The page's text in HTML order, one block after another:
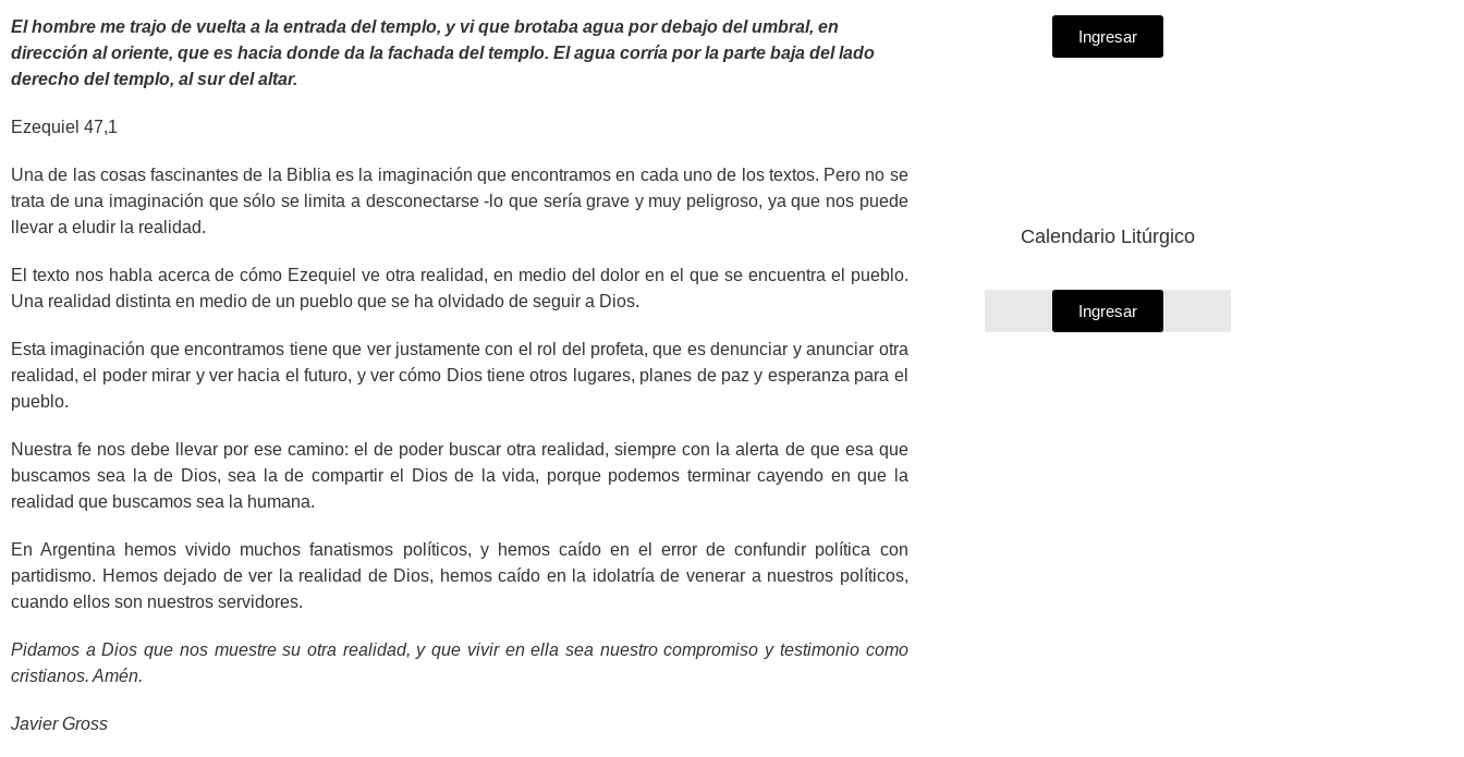
El hombre me trajo de vuelta a la entrada del templo, y vi que brotaba agua por debajo del umbral, en
dirección al oriente, que es hacia donde da la fachada del templo. El agua corría por la parte baja del lado
derecho del templo, al sur del altar.
Ezequiel 47,1
Una de las cosas fascinantes de la Biblia es la imaginación que encontramos en cada uno de los textos. Pero no se
trata de una imaginación que sólo se limita a desconectarse -lo que sería grave y muy peligroso, ya que nos puede
llevar a eludir la realidad.
El texto nos habla acerca de cómo Ezequiel ve otra realidad, en medio del dolor en el que se encuentra el pueblo.
Una realidad distinta en medio de un pueblo que se ha olvidado de seguir a Dios.
Esta imaginación que encontramos tiene que ver justamente con el rol del profeta, que es denunciar y anunciar otra
realidad, el poder mirar y ver hacia el futuro, y ver cómo Dios tiene otros lugares, planes de paz y esperanza para el
pueblo.
Nuestra fe nos debe llevar por ese camino: el de poder buscar otra realidad, siempre con la alerta de que esa que
buscamos sea la de Dios, sea la de compartir el Dios de la vida, porque podemos terminar cayendo en que la
realidad que buscamos sea la humana.
En Argentina hemos vivido muchos fanatismos políticos, y hemos caído en el error de confundir política con
partidismo. Hemos dejado de ver la realidad de Dios, hemos caído en la idolatría de venerar a nuestros políticos,
cuando ellos son nuestros servidores.
Pidamos a Dios que nos muestre su otra realidad, y que vivir en ella sea nuestro compromiso y testimonio como
cristianos. Amén.
Javier Gross
Ingresar
Calendario Litúrgico
Ingresar